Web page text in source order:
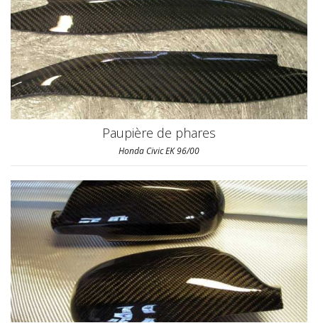
Paupière de phares
Honda Civic EK 96/00